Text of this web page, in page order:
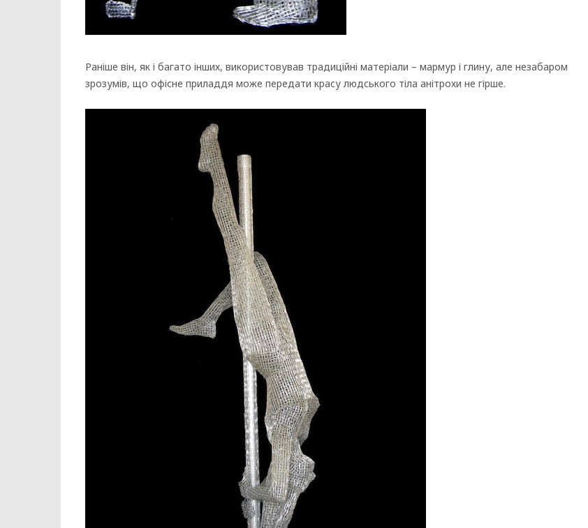
Раніше він, як і багато інших, використовував традиційні матеріали – мармур і глину, але незабаром
зрозумів, що офісне приладдя може передати красу людського тіла анітрохи не гірше.